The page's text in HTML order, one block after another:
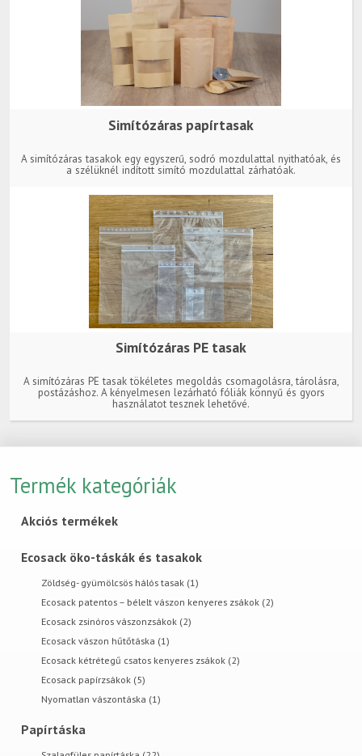
Simítózáras papírtasak
A simítózáras tasakok egy egyszerű, sodró mozdulattal nyithatóak, és
a szélüknél indított simító mozdulattal zárhatóak.
Simítózáras PE tasak
A simítózáras PE tasak tökéletes megoldás csomagolásra, tárolásra,
postázáshoz. A kényelmesen lezárható fóliák könnyű és gyors
használatot tesznek lehetővé.
Termék kategóriák
Akciós termékek
Ecosack öko-táskák és tasakok
Zöldség- gyümölcsös hálós tasak (1)
Ecosack patentos – bélelt vászon kenyeres zsákok (2)
Ecosack zsinóros vászonzsákok (2)
Ecosack vászon hűtőtáska (1)
Ecosack kétrétegű csatos kenyeres zsákok (2)
Ecosack papírzsákok (5)
Nyomatlan vászontáska (1)
Papírtáska